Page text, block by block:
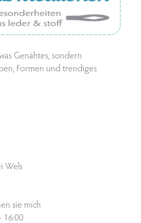
Genähtes, sondern
Formen und trendiges
Wels
sie mich
16:00